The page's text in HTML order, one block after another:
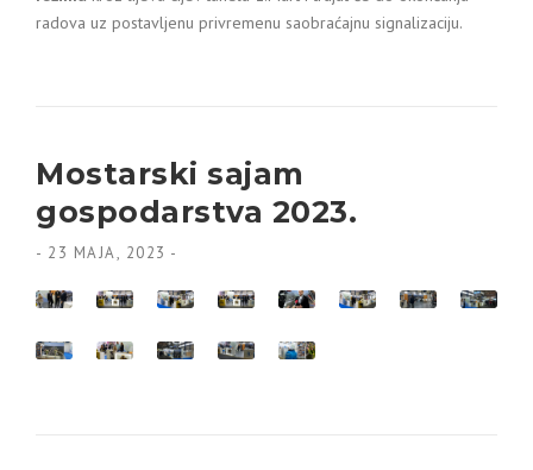
radova uz postavljenu privremenu saobraćajnu signalizaciju.
Mostarski sajam
gospodarstva 2023.
- 23 MAJA, 2023 -